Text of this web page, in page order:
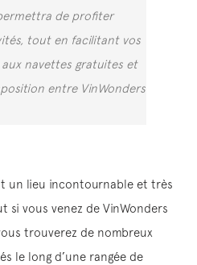
de profiter
tout en facilitant vos
navettes gratuites et
entre VinWonders
un lieu incontournable et très
si vous venez de VinWonders
trouverez de nombreux
le long d’une rangée de